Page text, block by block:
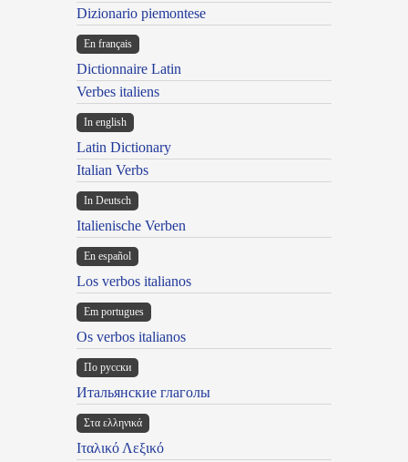
Dizionario piemontese
En français
Dictionnaire Latin
Verbes italiens
In english
Latin Dictionary
Italian Verbs
In Deutsch
Italienische Verben
En español
Los verbos italianos
Em portugues
Os verbos italianos
По русски
Итальянские глаголы
Στα ελληνικά
Ιταλικό Λεξικό